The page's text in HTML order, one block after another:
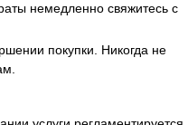
немедленно свяжитесь с
покупки. Никогда не